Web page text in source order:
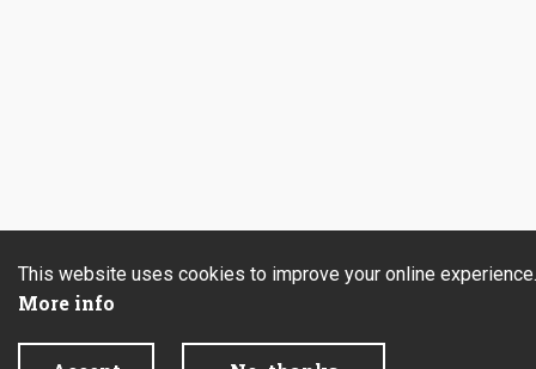
This website uses cookies to improve your online
More info